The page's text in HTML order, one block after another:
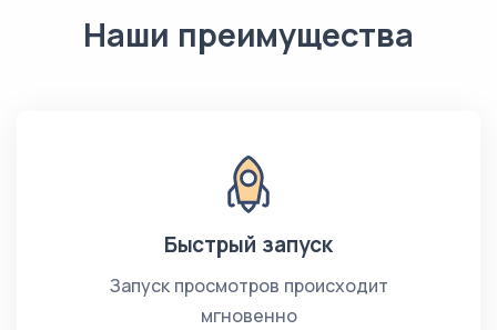
Наши преимущества
Быстрый запуск
Запуск просмотров происходит
мгновенно